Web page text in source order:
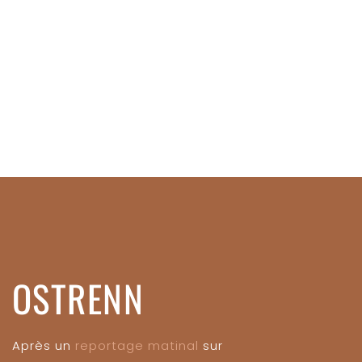
OSTRENN
Après un reportage matinal sur